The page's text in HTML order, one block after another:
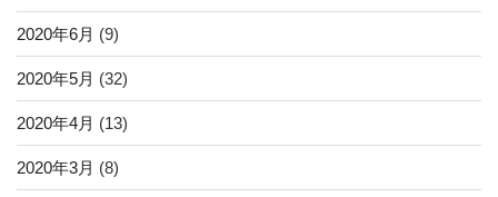
2020年6月 (9)
2020年5月 (32)
2020年4月 (13)
2020年3月 (8)